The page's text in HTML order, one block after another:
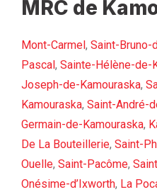
MRC de
Mont-Carmel , Saint-Bruno-
Pascal , Sainte-Hélène-de-
Joseph-de-Kamouraska,
Kamouraska, Saint-André-
Germain-de-Kamouraska,
De La Bouteillerie, Saint-
Ouelle, Saint-Pacôme,
Onésime-d’Ixworth, La